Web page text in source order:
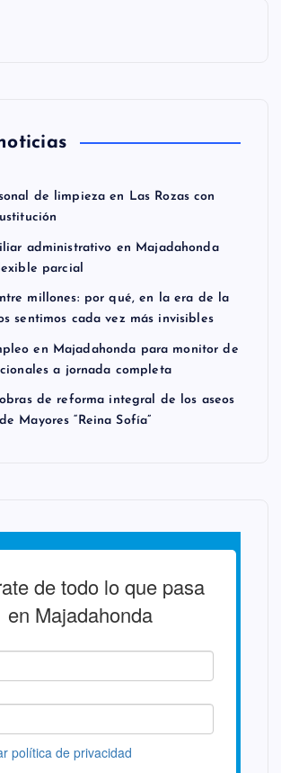
de limpieza en Las Rozas con
administrativo en Majadahonda
parcial
millones: por qué, en la era de la
sentimos cada vez más invisibles
en Majadahonda para monitor de
a jornada completa
de reforma integral de los aseos
Mayores “Reina Sofía”